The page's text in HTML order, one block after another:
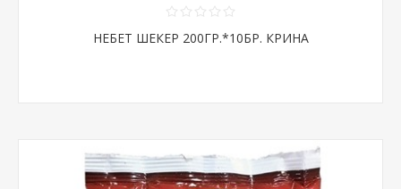
НЕБЕТ ШЕКЕР 200ГР.*10БР. КРИНА